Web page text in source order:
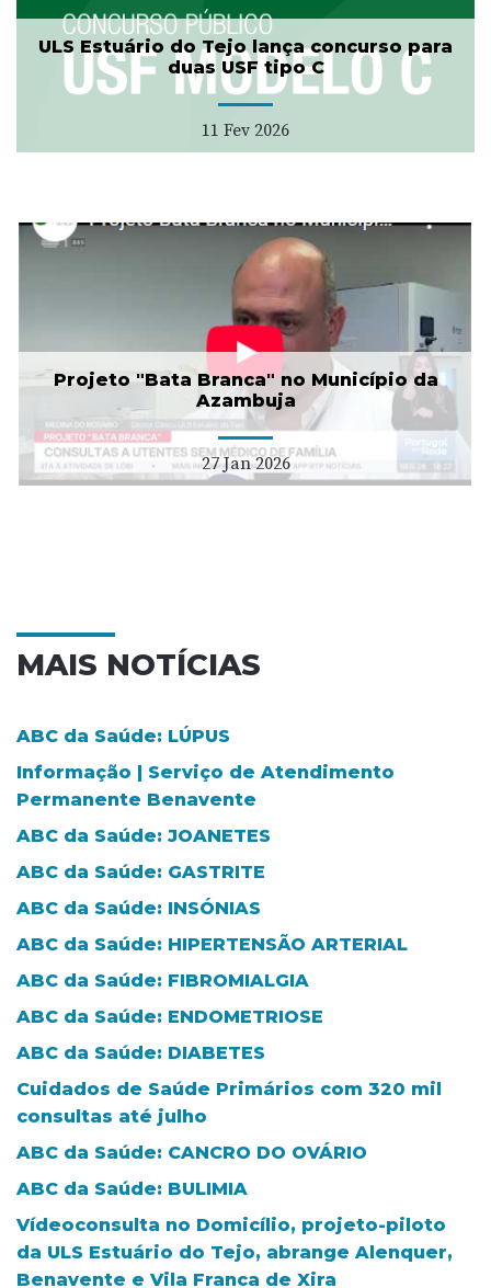
ULS Estuário do Tejo lança concurso para
duas USF tipo C
11 Fev 2026
Projeto "Bata Branca" no Município da
Azambuja
27 Jan 2026
MAIS NOTÍCIAS
ABC da Saúde: LÚPUS
Informação | Serviço de Atendimento
Permanente Benavente
ABC da Saúde: JOANETES
ABC da Saúde: GASTRITE
ABC da Saúde: INSÓNIAS
ABC da Saúde: HIPERTENSÃO ARTERIAL
ABC da Saúde: FIBROMIALGIA
ABC da Saúde: ENDOMETRIOSE
ABC da Saúde: DIABETES
Cuidados de Saúde Primários com 320 mil
consultas até julho
ABC da Saúde: CANCRO DO OVÁRIO
ABC da Saúde: BULIMIA
Vídeoconsulta no Domicílio, projeto-piloto
da ULS Estuário do Tejo, abrange Alenquer,
Benavente e Vila Franca de Xira